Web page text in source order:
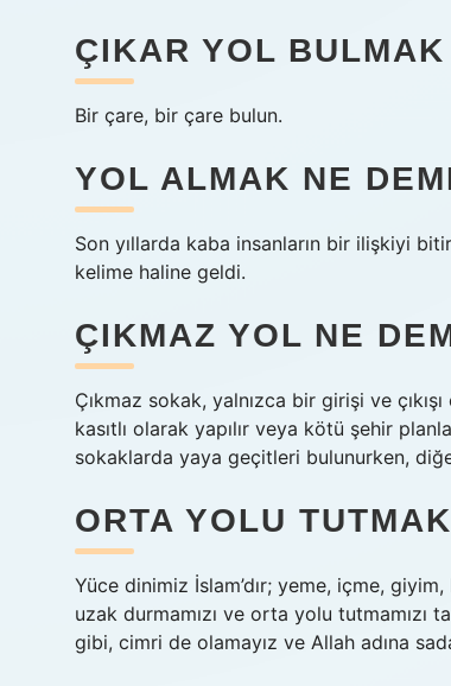
ÇIKAR YOL
Bir çare, bir çare bulun.
YOL ALMAK NE
Son yıllarda kaba insanların bir ilişkiyi
kelime haline geldi.
ÇIKMAZ YOL NE
Çıkmaz sokak, yalnızca bir girişi ve
kasıtlı olarak yapılır veya kötü şehir
sokaklarda yaya geçitleri bulunurken,
ORTA YOLU
Yüce dinimiz İslam’dır; yeme, içme,
uzak durmamızı ve orta yolu tutmamızı
gibi, cimri de olamayız ve Allah adına